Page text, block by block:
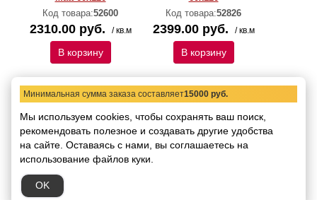
Код товара:52600
2310.00 руб. / кв.м
В корзину
Код товара:52826
2399.00 руб. / кв.м
В корзину
Керамогранит Italica
Bosavi Polished 60х120
Минимальная сумма заказа составляет15000 руб.
Мы используем cookies, чтобы сохранять ваш поиск,
рекомендовать полезное и создавать другие удобства
на сайте. Оставаясь с нами, вы соглашаетесь на
использование файлов куки.
OK